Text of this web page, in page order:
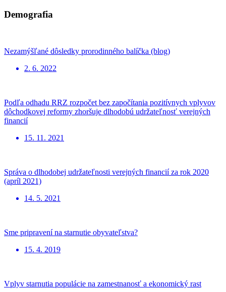
Demografia
Nezamýšľané dôsledky prorodinného balíčka (blog)
2. 6. 2022
Podľa odhadu RRZ rozpočet bez započítania pozitívnych vplyvov
dôchodkovej reformy zhoršuje dlhodobú udržateľnosť verejných
financií
15. 11. 2021
Správa o dlhodobej udržateľnosti verejných financií za rok 2020
(apríl 2021)
14. 5. 2021
Sme pripravení na starnutie obyvateľstva?
15. 4. 2019
Vplyv starnutia populácie na zamestnanosť a ekonomický rast